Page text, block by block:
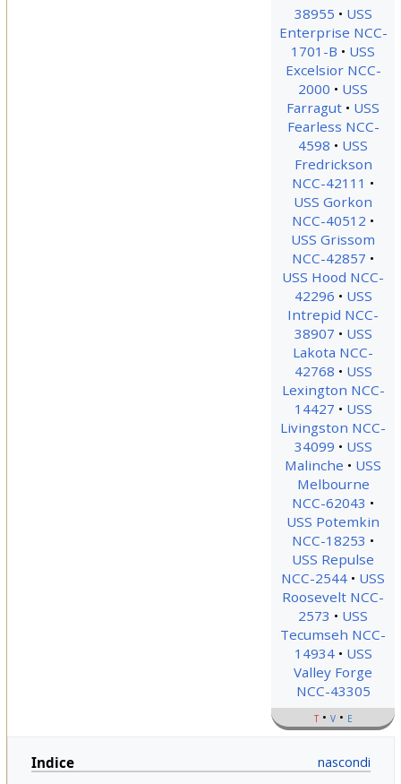
38955
USS
Enterprise NCC-
1701-B
USS
Excelsior NCC-
2000
USS
Farragut
USS
Fearless NCC-
4598
USS
Fredrickson
NCC-42111
USS Gorkon
NCC-40512
USS Grissom
NCC-42857
USS Hood NCC-
42296
USS
Intrepid NCC-
38907
USS
Lakota NCC-
42768
USS
Lexington NCC-
14427
USS
Livingston NCC-
34099
USS
Malinche
USS
Melbourne
NCC-62043
USS Potemkin
NCC-18253
USS Repulse
NCC-2544
USS
Roosevelt NCC-
2573
USS
Tecumseh NCC-
14934
USS
Valley Forge
NCC-43305
t v e
Indice